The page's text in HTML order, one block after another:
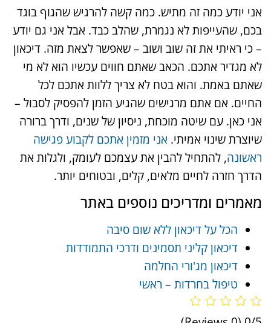
אני יודע כמה זה מתיש. כמה קשה להרגיש שהגוף בוגד
בכם, שהעייפות לא נגמרת, שהלב כבד. אבל אני גם יודע
– כי ראיתי את זה שוב ושוב – שאפשר לצאת מזה. דיכאון
לא מגדיר אתכם. הכאב שאתם חווים עכשיו הוא לא מי
שאתם באמת. והוא בטח לא צריך ללוות אתכם לכל
החיים. אם אתם מרגישים שהגיע הזמן להפסיק לסבול –
אני כאן. עם שיטה מוכחת, ניסיון של שנים, ודרך ברורה
שיוצרת שינוי אמיתי. אני מזמין אתכם לקבוע פגישה
ראשונה, להתחיל להבין את עצמכם לעומק, ולגלות את
הדרך חזרה לחיים מלאים, קלים, ובטוחים יותר.
מאמרים ומדריכים נוספים באתר
הכל על דיכאון ללא שום סיבה
דיכאון קליני תסמינים ודרכי התמודדות
דיכאון מג'ורי החלמה
טיפול בחרדות – ראשי